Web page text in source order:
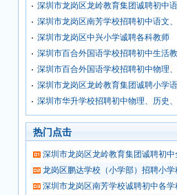
深圳市龙岗区龙岭教育集团诚聘初中
深圳市龙岗区南芳学校招聘初中语文
深圳市龙岗区中兴小学诚聘各科教师
深圳市百合外国语学校招聘初中生活
深圳市百合外国语学校招聘初中物理
深圳市龙岗区龙岭教育集团诚聘小学
深圳市华升学校招聘初中物理、历史
热门点击
深圳市龙岗区龙岭教育集团诚聘初中
龙岗区鹏达学校（小学部）招聘小学
深圳市龙岗区南芳学校诚聘初中各学